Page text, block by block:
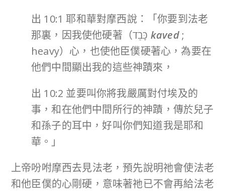
出 10:1 耶和華對摩西說：「你要到法老
kaved;
heavy）心，也使他臣僕硬著心，為要在
他們中間顯出我的這些神蹟來，
出 10:2 並要叫你將我嚴厲對付埃及的
事，和在他們中間所行的神蹟，傳於兒子
和孫子的耳中，好叫你們知道我是耶和
華。」
上帝吩咐摩西去見法老，預先說明祂會使法老
和他臣僕的心剛硬，意味著祂已不會再給法老